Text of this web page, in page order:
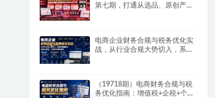
第七期，打通从选品、原创产
电商企业财务合规与税务优化实
战，从行业合规大势切入，系统
（19718期）电商财务合规与税
务优化指南：增值税+企税+个税